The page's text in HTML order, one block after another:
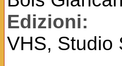
Edizioni:
VHS, Studio